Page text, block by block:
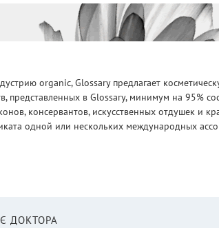
organic, Glossary предлагает
представленных в Glossary, минимум на 95%
консервантов, искусственных отдушек и
одной или нескольких международных
ДОКТОРА